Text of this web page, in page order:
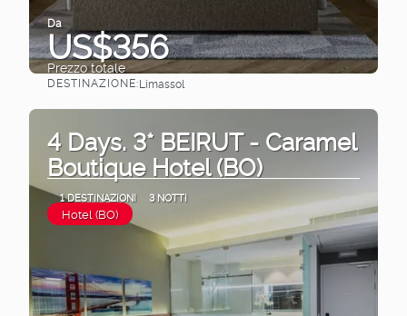
Da
US$356
Prezzo totale
Vedere
DESTINAZIONE:Limassol
4 Days. 3* BEIRUT - Caramel
Boutique Hotel (BO)
1 DESTINAZIONI 3 NOTTI
Hotel (BO)